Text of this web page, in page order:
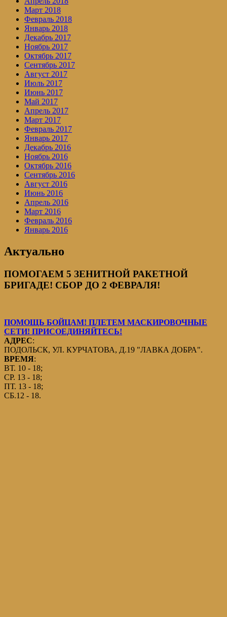
Март 2018
Февраль 2018
Январь 2018
Декабрь 2017
Ноябрь 2017
Октябрь 2017
Сентябрь 2017
Август 2017
Июль 2017
Июнь 2017
Май 2017
Апрель 2017
Март 2017
Февраль 2017
Январь 2017
Декабрь 2016
Ноябрь 2016
Октябрь 2016
Сентябрь 2016
Август 2016
Июнь 2016
Апрель 2016
Март 2016
Февраль 2016
Январь 2016
Актуально
ПОМОГАЕМ 5 ЗЕНИТНОЙ РАКЕТНОЙ
БРИГАДЕ! СБОР ДО 2 ФЕВРАЛЯ!
ПОМОЩЬ БОЙЦАМ! ПЛЕТЕМ МАСКИРОВОЧНЫЕ
СЕТИ! ПРИСОЕДИНЯЙТЕСЬ!
АДРЕС:
ПОДОЛЬСК, УЛ. КУРЧАТОВА, Д.19 "ЛАВКА ДОБРА".
ВРЕМЯ:
ВТ. 10 - 18;
СР. 13 - 18;
ПТ. 13 - 18;
СБ.12 - 18.